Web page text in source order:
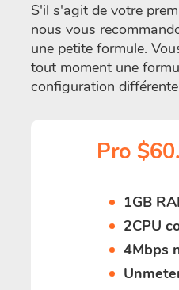
S'il s'agit de votre
nous vous
une petite formule.
tout moment une
configuration
Pro
1GB
2CPU
4Mbps